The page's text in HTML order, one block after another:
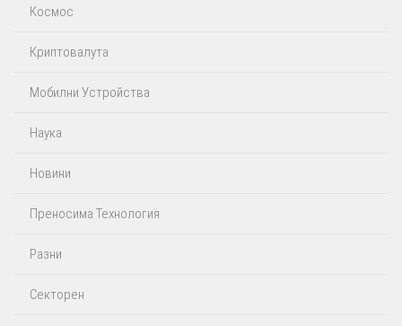
Космос
Криптовалута
Мобилни Устройства
Наука
Новини
Преносима Технология
Разни
Секторен